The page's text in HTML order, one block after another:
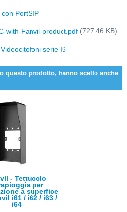
PortSIP
with-Fanvil-product.pdf (727,46 KB)
serie I6
questo prodotto, hanno scelto anche
- Tettuccio
per
a superfice
i61 / i62 / i63 /
i64